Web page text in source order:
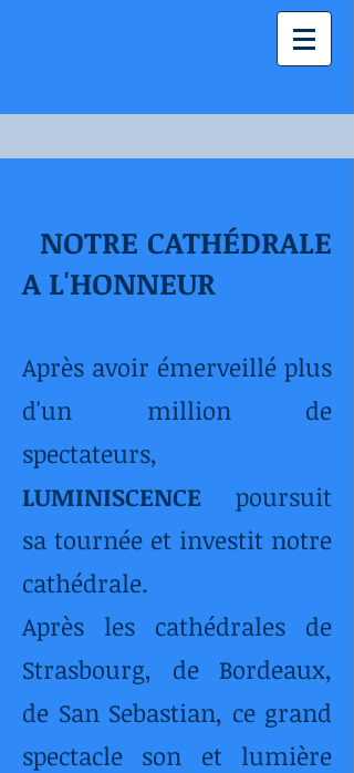
NOTRE CATHÉDRALE
A L'HONNEUR
Après avoir émerveillé plus
d'un million de
spectateurs,
LUMINISCENCE poursuit
sa tournée et investit notre
cathédrale.
Après les cathédrales de
Strasbourg, de Bordeaux,
de San Sebastian, ce grand
spectacle son et lumière